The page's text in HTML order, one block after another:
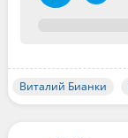
Виталий Бианки